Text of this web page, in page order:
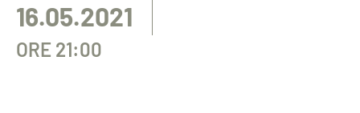
16.05.2021
ORE 21:00